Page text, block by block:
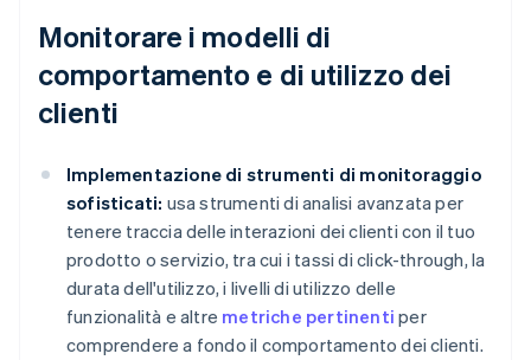
Monitorare i modelli di
comportamento e di utilizzo dei
clienti
Implementazione di strumenti di monitoraggio
sofisticati: usa strumenti di analisi avanzata per
tenere traccia delle interazioni dei clienti con il tuo
prodotto o servizio, tra cui i tassi di click-through, la
durata dell'utilizzo, i livelli di utilizzo delle
funzionalità e altre metriche pertinenti per
comprendere a fondo il comportamento dei clienti.